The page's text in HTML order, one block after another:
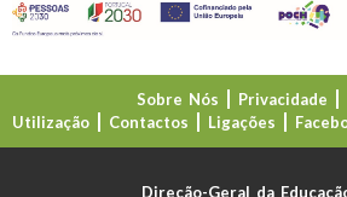
Sobre Nós Privacidade
Utilização
Contactos Ligações
Direção-Geral da